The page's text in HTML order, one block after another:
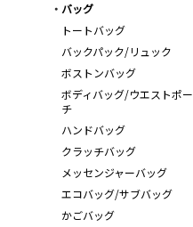
バッグ
トートバッグ
バックパック/リュック
ボストンバッグ
ボディバッグ/ウエストポー
チ
ハンドバッグ
クラッチバッグ
メッセンジャーバッグ
エコバッグ/サブバッグ
かごバッグ